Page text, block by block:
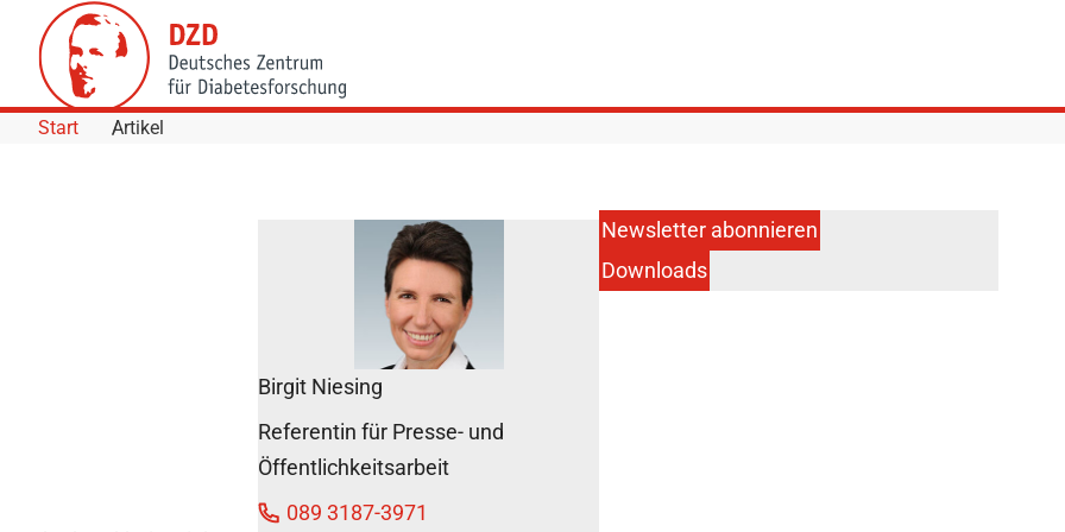
Skip to Content
Start Artikel
Ausstellung
„Entdeckungen:
Gesundheit“
auf der Insel
Mainau
eröffnet
20. Mai 2011
Birgit Niesing
Referentin für Presse- und
Öffentlichkeitsarbeit
089 3187-3971
Newsletter abonnieren
Downloads